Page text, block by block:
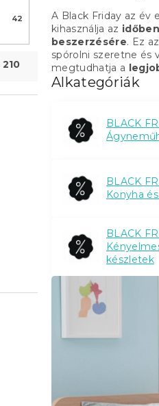
42
210
A Black Friday az év
kihasználja az
beszerzésére. Ez
spórolni szeretne és
megtudhatja a
Alkategóriák
BLACK
BLACK
Konyha
BLACK
készletek